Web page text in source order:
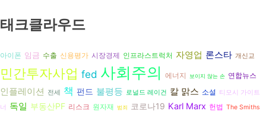
태크클라우드
아이폰 임금 수출 신용평가 시장경제 인프라스트럭처 자영업 론스타 개신교
민간투자사업 fed 사회주의 에너지 보이지 않는 손 연합뉴스
인플레이션 전세 책 펀드 불평등 로널드 레이건 칼 맑스 소설
티모시 가이트
너
독일 부동산PF 리스크 원자재 범죄 코로나19 Karl Marx 헌법 The Smiths